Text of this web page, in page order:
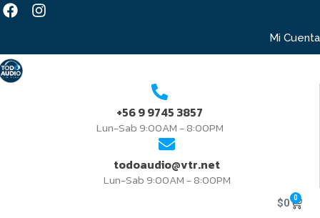
Mi Cuenta
+56 9 9745 3857
Lun-Sab 9:00AM - 8:00PM
todoaudio@vtr.net
Lun-Sab 9:00AM - 8:00PM
$0 0